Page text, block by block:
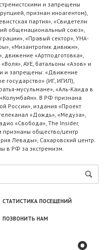
и запрещены
признан иноагентом),
партия», «Свидетели
общенациональный союз»,
«Правый сектор», УНА-
«Мизантропик дивижн»,
движение «Артподготовка»,
АУЕ, батальоны «Азов» и
и запрещены: «Движение
государство» (ИГ, ИГИЛ),
мусульмане», «Аль-Каида в
В РФ признана
России», издания «Проект
«Дождь», «Медуза»,
«Свобода», The Insider,
общество/центр
Левады», Сахаровский центр.
в РФ за экстремизм.
СТАТИСТИКА ПОСЕЩЕНИЙ
ПОЗВОНИТЬ НАМ